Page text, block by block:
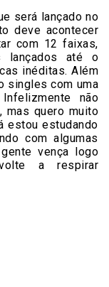
será lançado no
deve acontecer
com 12 faixas,
lançados até o
inéditas. Além
singles com uma
não
mas quero muito
estou estudando
com algumas
vença logo
a respirar